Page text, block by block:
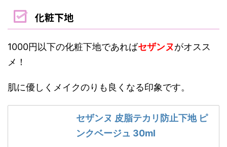
化粧下地
1000円以下の化粧下地であればセザンヌがオスス
メ！
肌に優しくメイクのりも良くなる印象です。
セザンヌ 皮脂テカリ防止下地 ピ
ンクベージュ 30ml